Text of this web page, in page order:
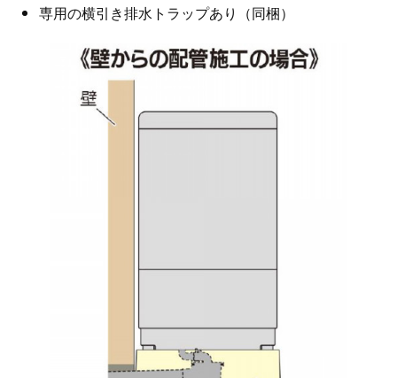
専用の横引き排水トラップあり（同梱）